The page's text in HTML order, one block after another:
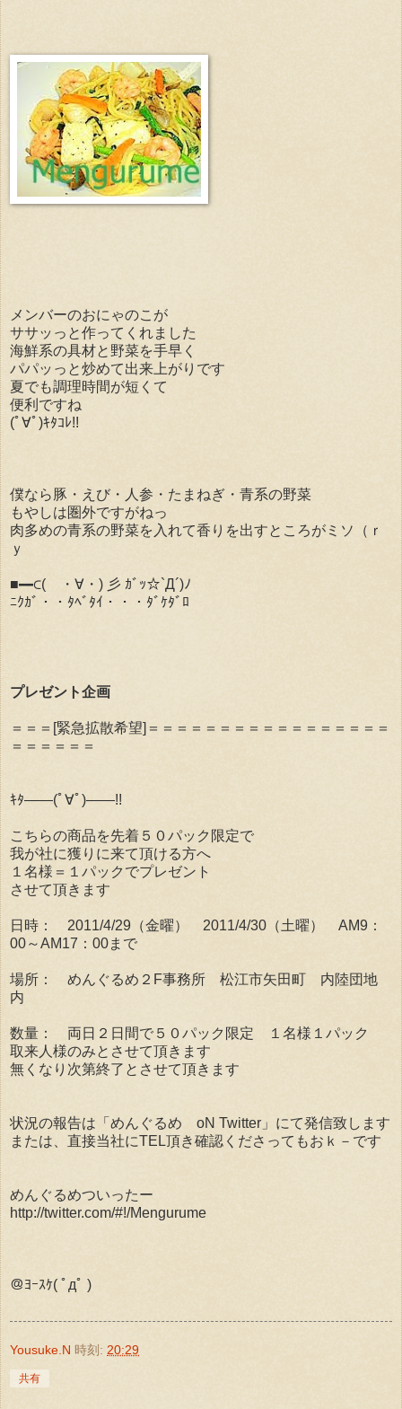
メンバーのおにゃのこが
ササッっと作ってくれました
海鮮系の具材と野菜を手早く
パパッっと炒めて出来上がりです
夏でも調理時間が短くて
便利ですね
(ﾟ∀ﾟ)ｷﾀｺﾚ!!
僕なら豚・えび・人参・たまねぎ・青系の野菜
もやしは圏外ですがねっ
肉多めの青系の野菜を入れて香りを出すところがミソ（ｒ
ｙ
■━⊂( ・∀・) 彡 ｶﾞｯ☆`Д´)ﾉ
ﾆｸｶﾞ・・ﾀﾍﾞﾀｲ・・・ﾀﾞｹﾀﾞﾛ
プレゼント企画
＝＝＝[緊急拡散希望]＝＝＝＝＝＝＝＝＝＝＝＝＝＝＝＝＝
＝＝＝＝＝＝
ｷﾀ――(ﾟ∀ﾟ)――!!
こちらの商品を先着５０パック限定で
我が社に獲りに来て頂ける方へ
１名様＝１パックでプレゼント
させて頂きます
日時： 2011/4/29（金曜） 2011/4/30（土曜） AM9：
00～AM17：00まで
場所： めんぐるめ２F事務所 松江市矢田町 内陸団地
内
数量： 両日２日間で５０パック限定 １名様１パック
取来人様のみとさせて頂きます
無くなり次第終了とさせて頂きます
状況の報告は「めんぐるめ oN Twitter」にて発信致します
または、直接当社にTEL頂き確認くださってもおｋ－です
めんぐるめついったー
http://twitter.com/#!/Mengurume
＠ﾖｰｽｹ( ﾟдﾟ )
Yousuke.N 時刻: 20:29
共有